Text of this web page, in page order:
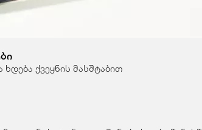
ქვეყნის მასშტაბით